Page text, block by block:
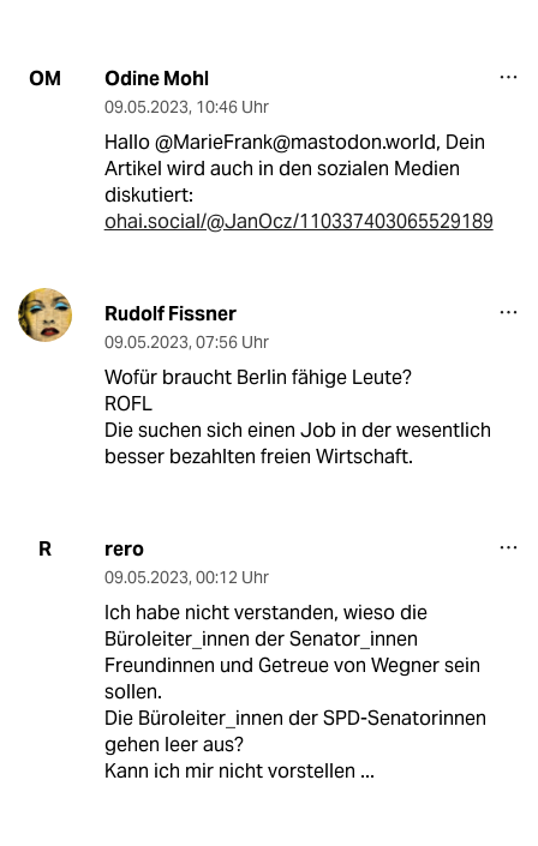
OM Odine Mohl
09.05.2023, 10:46 Uhr
Hallo @MarieFrank@mastodon.world, Dein
Artikel wird auch in den sozialen Medien
diskutiert:
ohai.social/@JanOcz/110337403065529189
Rudolf Fissner
09.05.2023, 07:56 Uhr
Wofür braucht Berlin fähige Leute?
ROFL
Die suchen sich einen Job in der wesentlich
besser bezahlten freien Wirtschaft.
R rero
09.05.2023, 00:12 Uhr
Ich habe nicht verstanden, wieso die
Büroleiter_innen der Senator_innen
Freundinnen und Getreue von Wegner sein
sollen.
Die Büroleiter_innen der SPD-Senatorinnen
gehen leer aus?
Kann ich mir nicht vorstellen ...